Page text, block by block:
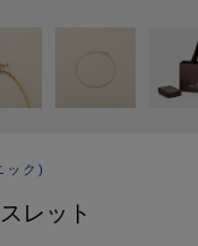
ック)
レット